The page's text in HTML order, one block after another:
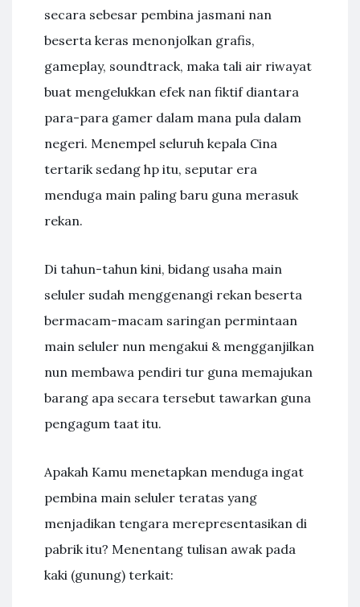
secara sebesar pembina jasmani nan
beserta keras menonjolkan grafis,
gameplay, soundtrack, maka tali air riwayat
buat mengelukkan efek nan fiktif diantara
para-para gamer dalam mana pula dalam
negeri. Menempel seluruh kepala Cina
tertarik sedang hp itu, seputar era
menduga main paling baru guna merasuk
rekan.
Di tahun-tahun kini, bidang usaha main
seluler sudah menggenangi rekan beserta
bermacam-macam saringan permintaan
main seluler nun mengakui & mengganjilkan
nun membawa pendiri tur guna memajukan
barang apa secara tersebut tawarkan guna
pengagum taat itu.
Apakah Kamu menetapkan menduga ingat
pembina main seluler teratas yang
menjadikan tengara merepresentasikan di
pabrik itu? Menentang tulisan awak pada
kaki (gunung) terkait: